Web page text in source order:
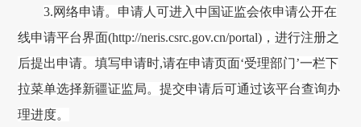
3.网络申请。申请人可进入中国证监会依申请公开在
线申请平台界面(http://neris.csrc.gov.cn/portal)，进行注册之
后提出申请。填写申请时,请在申请页面‘受理部门’一栏下
拉菜单选择新疆证监局。提交申请后可通过该平台查询办
理进度。